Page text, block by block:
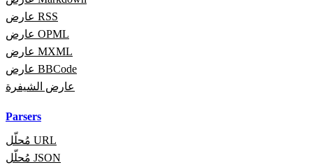
عارض RSS
عارض OPML
عارض MXML
عارض BBCode
عارض الشيفرة
Parsers
مُحلّل URL
مُحلّل JSON